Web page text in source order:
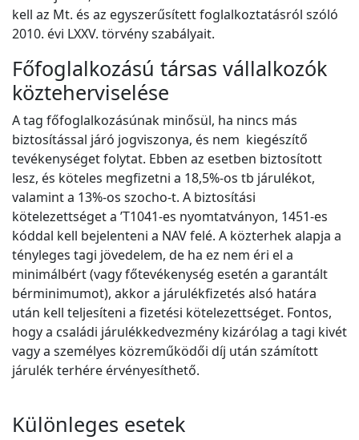
kell az Mt. és az egyszerűsített foglalkoztatásról szóló
2010. évi LXXV. törvény szabályait.
Főfoglalkozású társas vállalkozók
közteherviselése
A tag főfoglalkozásúnak minősül, ha nincs más
biztosítással járó jogviszonya, és nem kiegészítő
tevékenységet folytat. Ebben az esetben biztosított
lesz, és köteles megfizetni a 18,5%-os tb járulékot,
valamint a 13%-os szocho-t. A biztosítási
kötelezettséget a ’T1041-es nyomtatványon, 1451-es
kóddal kell bejelenteni a NAV felé. A közterhek alapja a
tényleges tagi jövedelem, de ha ez nem éri el a
minimálbért (vagy főtevékenység esetén a garantált
bérminimumot), akkor a járulékfizetés alsó határa
után kell teljesíteni a fizetési kötelezettséget. Fontos,
hogy a családi járulékkedvezmény kizárólag a tagi kivét
vagy a személyes közreműködői díj után számított
járulék terhére érvényesíthető.
Különleges esetek